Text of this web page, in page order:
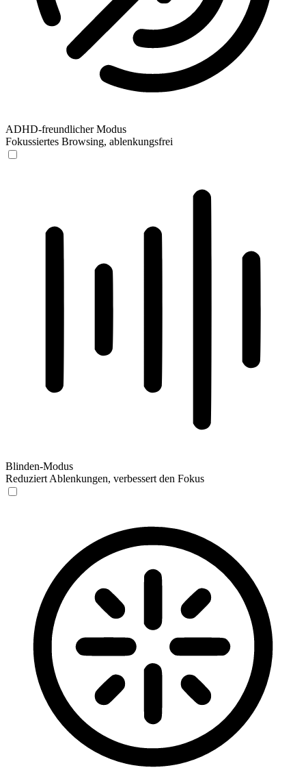
ADHD-freundlicher Modus
Fokussiertes Browsing, ablenkungsfrei
Blinden-Modus
Reduziert Ablenkungen, verbessert den Fokus